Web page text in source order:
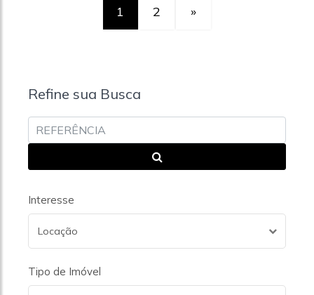
1 2 »
Refine sua Busca
Interesse
Locação
Tipo de Imóvel